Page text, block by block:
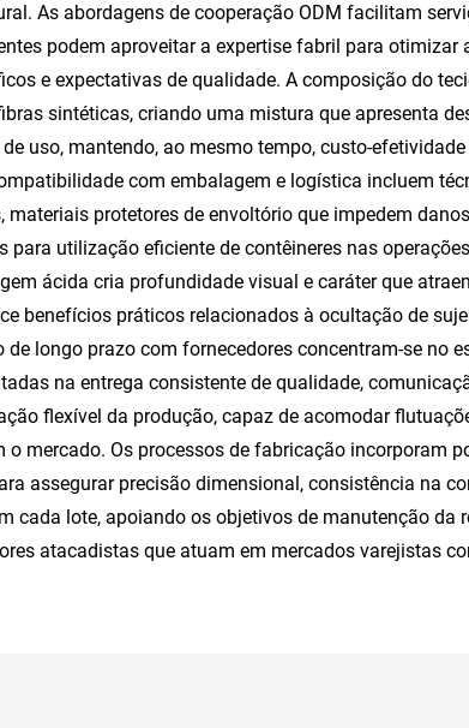
As abordagens de cooperação ODM facilitam
podem aproveitar a expertise fabril para otimizar
e expectativas de qualidade. A composição do
sintéticas, criando uma mistura que apresenta
uso, mantendo, ao mesmo tempo, custo-
com embalagem e logística incluem
protetores de envoltório que impedem
utilização eficiente de contêineres nas
ácida cria profundidade visual e caráter que
benefícios práticos relacionados à ocultação de
longo prazo com fornecedores concentram-se no
na entrega consistente de qualidade,
flexível da produção, capaz de acomodar
mercado. Os processos de fabricação incorporam
assegurar precisão dimensional, consistência na
cada lote, apoiando os objetivos de manutenção da
atacadistas que atuam em mercados varejistas